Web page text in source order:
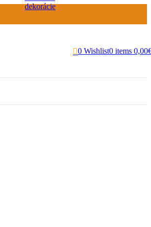
0 Wishlist0 items 0,00
dekorácie